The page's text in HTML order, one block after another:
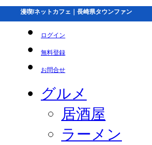
漫喫/ネットカフェ｜長崎県タウンファン
ログイン
無料登録
お問合せ
グルメ
居酒屋
ラーメン